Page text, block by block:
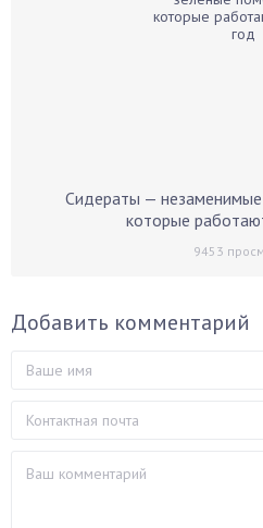
Сидераты —
которые
9453
Добавить комментарий